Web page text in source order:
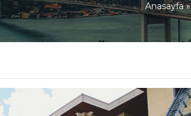
Anasayfa